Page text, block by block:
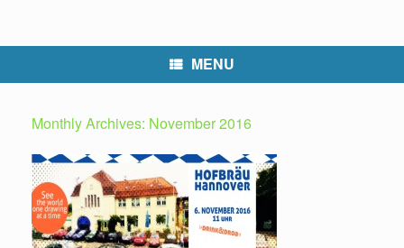
MENU
Monthly Archives: November 2016